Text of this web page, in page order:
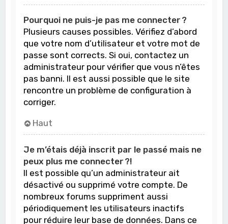
Pourquoi ne puis-je pas me connecter ?
Plusieurs causes possibles. Vérifiez d’abord
que votre nom d’utilisateur et votre mot de
passe sont corrects. Si oui, contactez un
administrateur pour vérifier que vous n’êtes
pas banni. Il est aussi possible que le site
rencontre un problème de configuration à
corriger.
Haut
Je m’étais déjà inscrit par le passé mais ne
peux plus me connecter ?!
Il est possible qu’un administrateur ait
désactivé ou supprimé votre compte. De
nombreux forums suppriment aussi
périodiquement les utilisateurs inactifs
pour réduire leur base de données. Dans ce